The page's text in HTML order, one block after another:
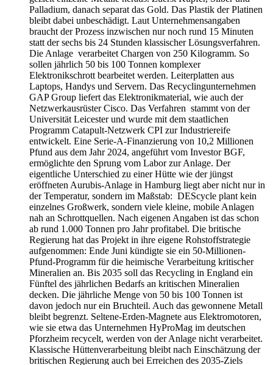
Palladium, danach separat das Gold. Das Plastik der Platinen
bleibt dabei unbeschädigt. Laut Unternehmensangaben
braucht der Prozess inzwischen nur noch rund 15 Minuten
statt der sechs bis 24 Stunden klassischer Lösungsverfahren.
Die Anlage verarbeitet Chargen von 250 Kilogramm. So
sollen jährlich 50 bis 100 Tonnen komplexer
Elektronikschrott bearbeitet werden. Leiterplatten aus
Laptops, Handys und Servern. Das Recyclingunternehmen
GAP Group liefert das Elektronikmaterial, wie auch der
Netzwerkausrüster Cisco. Das Verfahren stammt von der
Universität Leicester und wurde mit dem staatlichen
Programm Catapult-Netzwerk CPI zur Industriereife
entwickelt. Eine Serie-A-Finanzierung von 10,2 Millionen
Pfund aus dem Jahr 2024, angeführt vom Investor BGF,
ermöglichte den Sprung vom Labor zur Anlage. Der
eigentliche Unterschied zu einer Hütte wie der jüngst
eröffneten Aurubis-Anlage in Hamburg liegt aber nicht nur in
der Temperatur, sondern im Maßstab: DEScycle plant kein
einzelnes Großwerk, sondern viele kleine, mobile Anlagen
nah an Schrottquellen. Nach eigenen Angaben ist das schon
ab rund 1.000 Tonnen pro Jahr profitabel. Die britische
Regierung hat das Projekt in ihre eigene Rohstoffstrategie
aufgenommen: Ende Juni kündigte sie ein 50-Millionen-
Pfund-Programm für die heimische Verarbeitung kritischer
Mineralien an. Bis 2035 soll das Recycling in England ein
Fünftel des jährlichen Bedarfs an kritischen Mineralien
decken. Die jährliche Menge von 50 bis 100 Tonnen ist
davon jedoch nur ein Bruchteil. Auch das gewonnene Metall
bleibt begrenzt. Seltene-Erden-Magnete aus Elektromotoren,
wie sie etwa das Unternehmen HyProMag im deutschen
Pforzheim recycelt, werden von der Anlage nicht verarbeitet.
Klassische Hüttenverarbeitung bleibt nach Einschätzung der
britischen Regierung auch bei Erreichen des 2035-Ziels